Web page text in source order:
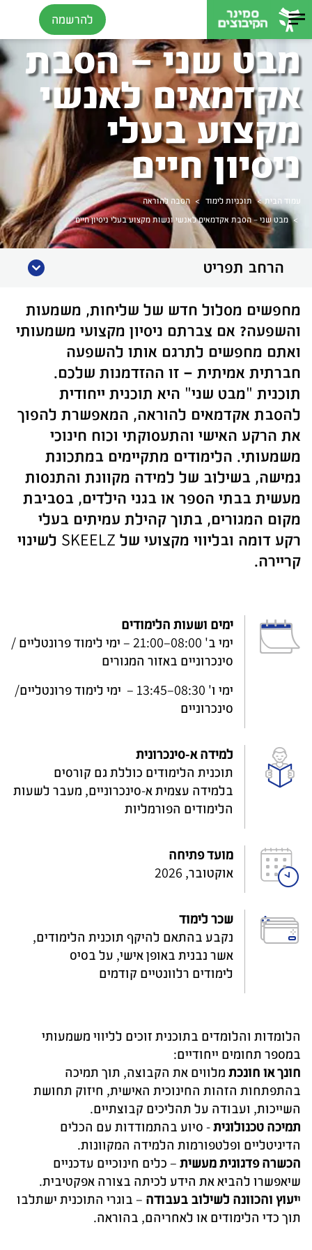
להרשמה
עמוד הבית > תוכניות לימוד > הסבה להוראה
> מבט שני – הסבת אקדמאים לאנשי ונשות מקצוע בעלי ניסיון חיים
מבט שני – הסבת
אקדמאים לאנשי
מקצוע בעלי
ניסיון חיים
הרחב תפריט
מחפשים מסלול חדש של שליחות, משמעות
והשפעה? אם צברתם ניסיון מקצועי משמעותי
ואתם מחפשים לתרגם אותו להשפעה
חברתית אמיתית – זו ההזדמנות שלכם.
תוכנית "מבט שני" היא תוכנית ייחודית
להסבת אקדמאים להוראה, המאפשרת להפוך
את הרקע האישי והתעסוקתי וכוח חינוכי
משמעותי. הלימודים מתקיימים במתכונת
גמישה, בשילוב של למידה מקוונת והתנסות
מעשית בבתי הספר או בגני הילדים, בסביבת
מקום המגורים, בתוך קהילת עמיתים בעלי
רקע דומה ובליווי מקצועי של SKEELZ לשינוי
קריירה.
ימים ושעות הלימודים
ימי ב' 08:00–21:00 – ימי לימוד פרונטליים /
סינכרוניים באזור המגורים
ימי ו' 08:30–13:45 – ימי לימוד פרונטליים/
סינכרוניים
למידה א-סינכרונית
תוכנית הלימודים כוללת גם קורסים
בלמידה עצמית א-סינכרוניים, מעבר לשעות
הלימודים הפורמליות
מועד פתיחה
אוקטובר, 2026
שכר לימוד
נקבע בהתאם להיקף תוכנית הלימודים,
אשר נבנית באופן אישי, על בסיס
לימודים רלוונטיים קודמים
הלומדות והלומדים בתוכנית זוכים לליווי משמעותי
במספר תחומים ייחודיים:
חונך או חונכתמלווים את הקבוצה, תוך תמיכה
בהתפתחות הזהות החינוכית האישית, חיזוק תחושת
השייכות, ועבודה על תהליכים קבוצתיים.
תמיכה טכנולוגית- סיוע בהתמודדות עם הכלים
הדיגיטליים ופלטפורמות הלמידה המקוונות.
הכשרה פדגוגית מעשית– כלים חינוכיים עדכניים
שיאפשרו להביא את הידע לכיתה בצורה אפקטיבית.
ייעוץ והכוונה לשילוב בעבודה – בוגרי התוכנית ישתלבו
תוך כדי הלימודים או לאחריהם, בהוראה.